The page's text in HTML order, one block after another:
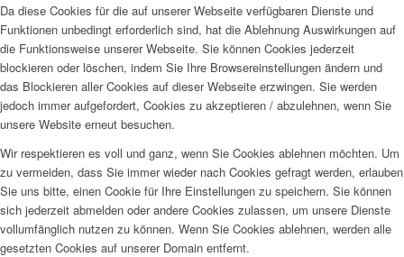
Da diese Cookies für die auf unserer Webseite verfügbaren Dienste und
Funktionen unbedingt erforderlich sind, hat die Ablehnung Auswirkungen auf
die Funktionsweise unserer Webseite. Sie können Cookies jederzeit
blockieren oder löschen, indem Sie Ihre Browsereinstellungen ändern und
das Blockieren aller Cookies auf dieser Webseite erzwingen. Sie werden
jedoch immer aufgefordert, Cookies zu akzeptieren / abzulehnen, wenn Sie
unsere Website erneut besuchen.
Wir respektieren es voll und ganz, wenn Sie Cookies ablehnen möchten. Um
zu vermeiden, dass Sie immer wieder nach Cookies gefragt werden, erlauben
Sie uns bitte, einen Cookie für Ihre Einstellungen zu speichern. Sie können
sich jederzeit abmelden oder andere Cookies zulassen, um unsere Dienste
vollumfänglich nutzen zu können. Wenn Sie Cookies ablehnen, werden alle
gesetzten Cookies auf unserer Domain entfernt.